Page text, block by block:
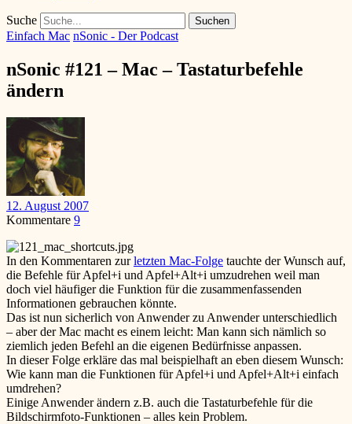
Suche
Einfach Mac nSonic - Der Podcast
nSonic #121 – Mac – Tastaturbefehle
ändern
12. August 2007
Kommentare 9
In den Kommentaren zurletzten Mac-Folge tauchte der Wunsch auf,
die Befehle für Apfel+i und Apfel+Alt+i umzudrehen weil man
doch viel häufiger die Funktion für die zusammenfassenden
Informationen gebrauchen könnte.
Das ist nun sicherlich von Anwender zu Anwender unterschiedlich
– aber der Mac macht es einem leicht: Man kann sich nämlich so
ziemlich jeden Befehl an die eigenen Bedürfnisse anpassen.
In dieser Folge erkläre das mal beispielhaft an eben diesem Wunsch:
Wie kann man die Funktionen für Apfel+i und Apfel+Alt+i einfach
umdrehen?
Einige Anwender ändern z.B. auch die Tastaturbefehle für die
Bildschirmfoto-Funktionen – alles kein Problem.